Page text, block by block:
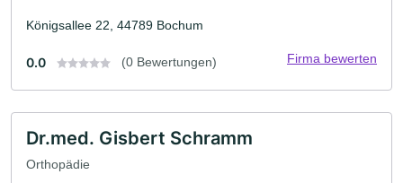
Königsallee 22, 44789 Bochum
0.0 (0 Bewertungen) Firma bewerten
Dr.med. Gisbert Schramm
Orthopädie